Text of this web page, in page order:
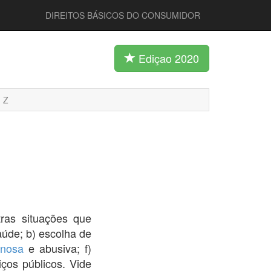
DIREITOS BÁSICOS DO CONSUMIDOR
Ediçao 2020
Z
situações que
b) escolha de
e abusiva; f)
públicos. Vide